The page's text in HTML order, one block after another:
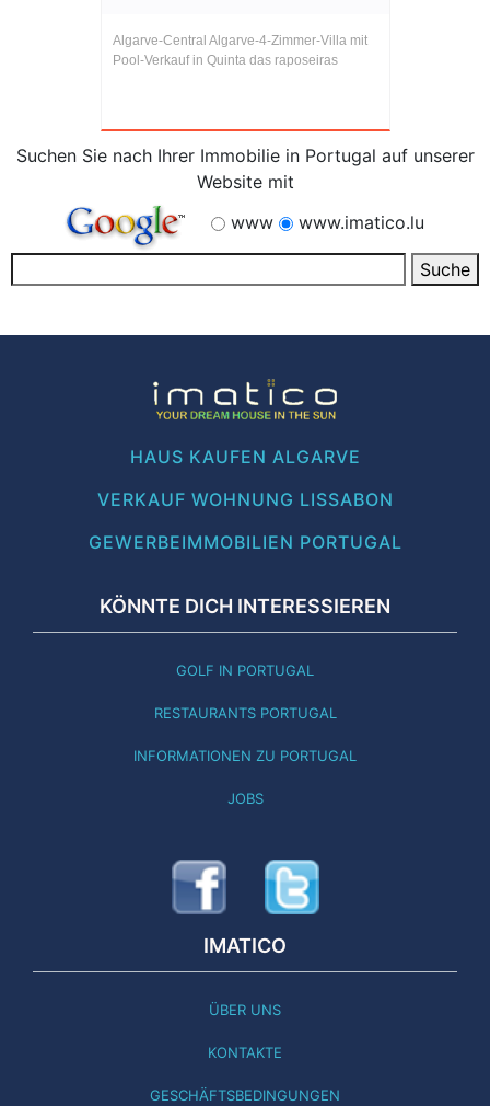
Algarve-Central Algarve-4-Zimmer-Villa mit
Pool-Verkauf in Quinta das raposeiras
Suchen Sie nach Ihrer Immobilie in Portugal auf unserer
Website mit
www
www.imatico.lu
HAUS KAUFEN ALGARVE
VERKAUF WOHNUNG LISSABON
GEWERBEIMMOBILIEN PORTUGAL
KÖNNTE DICH INTERESSIEREN
GOLF IN PORTUGAL
RESTAURANTS PORTUGAL
INFORMATIONEN ZU PORTUGAL
JOBS
IMATICO
ÜBER UNS
KONTAKTE
GESCHÄFTSBEDINGUNGEN